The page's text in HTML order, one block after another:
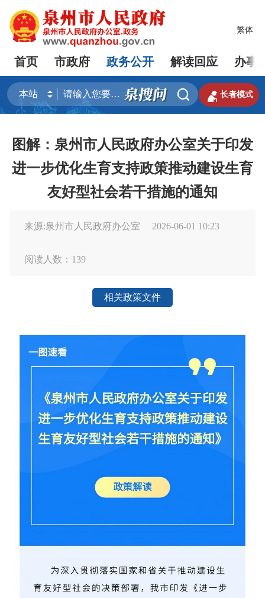
繁体
首页 市政府 政务公开 解读回应 办事
  长者模式
图解：泉州市人民政府办公室关于印发
进一步优化生育支持政策推动建设生育
友好型社会若干措施的通知
来源:泉州市人民政府办公室 2026-06-01 10:23
阅读人数： 139
相关政策文件